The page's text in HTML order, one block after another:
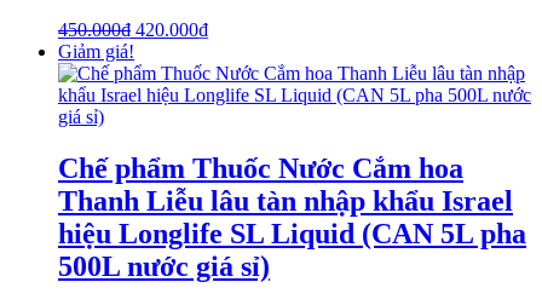
450.000₫ 420.000₫
Giảm giá!
Chế phẩm Thuốc Nước Cắm hoa
Thanh Liễu lâu tàn nhập khẩu Israel
hiệu Longlife SL Liquid (CAN 5L pha
500L nước giá sỉ)